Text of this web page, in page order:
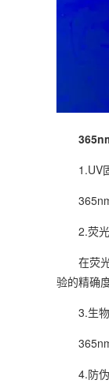
1.UV
365nm
2.荧光
在荧光
验的精确
3.生物
365nm
4.防伪